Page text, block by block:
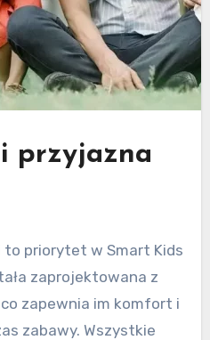
przyjazna
priorytet w Smart Kids
zaprojektowana z
zapewnia im komfort i
zabawy. Wszystkie